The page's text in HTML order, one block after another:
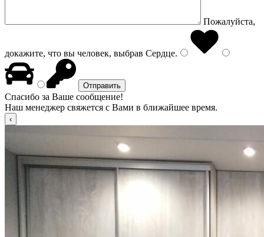
Пожалуйста,
докажите, что вы человек, выбрав Сердце.
Спасибо за Ваше сообщение!
Наш менеджер свяжется с Вами в ближайшее время.